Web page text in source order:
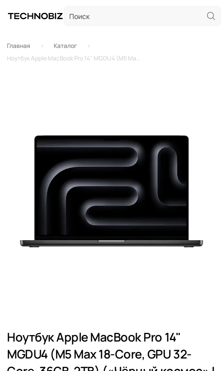
Главная
Каталог
Ноутбук Apple MacBook Pro 14" MGDU4 (M5 Max 18-Core, GPU 32-Core, 36GB, 2TB) («Чёрный космос» | Space Black)
Ноутбук Apple MacBook Pro 14"
MGDU4 (M5 Max 18-Core, GPU 32-